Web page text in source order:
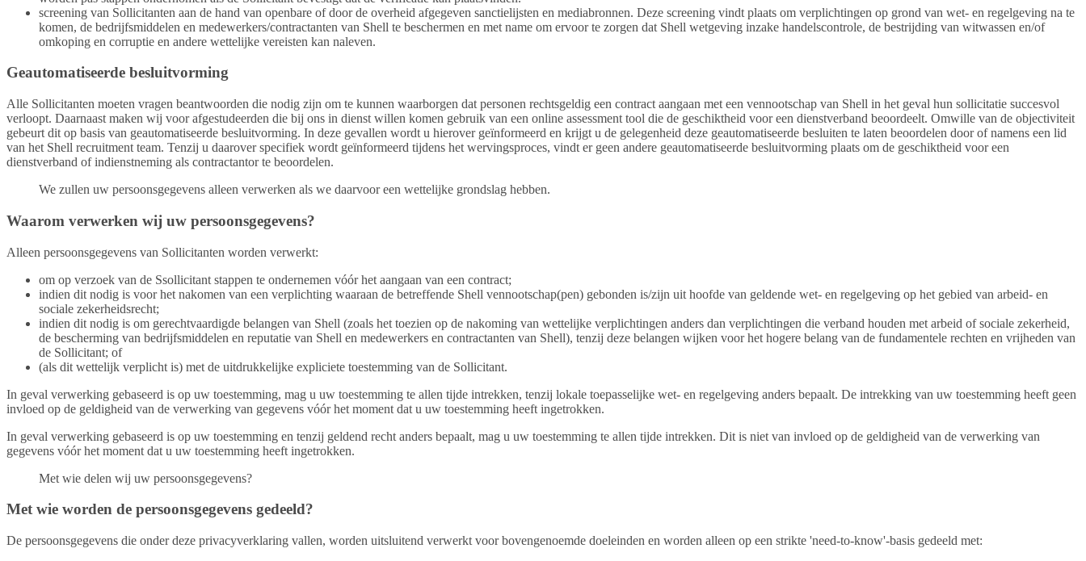
screening van Sollicitanten aan de hand van openbare of door de overheid afgegeven sanctielijsten en mediabronnen. Deze screening vindt plaats om verplichtingen op grond van wet- en regelgeving na te
komen, de bedrijfsmiddelen en medewerkers/contractanten van Shell te beschermen en met name om ervoor te zorgen dat Shell wetgeving inzake handelscontrole, de bestrijding van witwassen en/of
omkoping en corruptie en andere wettelijke vereisten kan naleven.
Geautomatiseerde besluitvorming
Alle Sollicitanten moeten vragen beantwoorden die nodig zijn om te kunnen waarborgen dat personen rechtsgeldig een contract aangaan met een vennootschap van Shell in het geval hun sollicitatie succesvol
verloopt. Daarnaast maken wij voor afgestudeerden die bij ons in dienst willen komen gebruik van een online assessment tool die de geschiktheid voor een dienstverband beoordeelt. Omwille van de objectiviteit
gebeurt dit op basis van geautomatiseerde besluitvorming. In deze gevallen wordt u hierover geïnformeerd en krijgt u de gelegenheid deze geautomatiseerde besluiten te laten beoordelen door of namens een lid
van het Shell recruitment team. Tenzij u daarover specifiek wordt geïnformeerd tijdens het wervingsproces, vindt er geen andere geautomatiseerde besluitvorming plaats om de geschiktheid voor een
dienstverband of indienstneming als contractantor te beoordelen.
We zullen uw persoonsgegevens alleen verwerken als we daarvoor een wettelijke grondslag hebben.
Waarom verwerken wij uw persoonsgegevens?
Alleen persoonsgegevens van Sollicitanten worden verwerkt:
om op verzoek van de Ssollicitant stappen te ondernemen vóór het aangaan van een contract;
indien dit nodig is voor het nakomen van een verplichting waaraan de betreffende Shell vennootschap(pen) gebonden is/zijn uit hoofde van geldende wet- en regelgeving op het gebied van arbeid- en
sociale zekerheidsrecht;
indien dit nodig is om gerechtvaardigde belangen van Shell (zoals het toezien op de nakoming van wettelijke verplichtingen anders dan verplichtingen die verband houden met arbeid of sociale zekerheid,
de bescherming van bedrijfsmiddelen en reputatie van Shell en medewerkers en contractanten van Shell), tenzij deze belangen wijken voor het hogere belang van de fundamentele rechten en vrijheden van
de Sollicitant; of
(als dit wettelijk verplicht is) met de uitdrukkelijke expliciete toestemming van de Sollicitant.
In geval verwerking gebaseerd is op uw toestemming, mag u uw toestemming te allen tijde intrekken, tenzij lokale toepasselijke wet- en regelgeving anders bepaalt. De intrekking van uw toestemming heeft geen
invloed op de geldigheid van de verwerking van gegevens vóór het moment dat u uw toestemming heeft ingetrokken.
In geval verwerking gebaseerd is op uw toestemming en tenzij geldend recht anders bepaalt, mag u uw toestemming te allen tijde intrekken. Dit is niet van invloed op de geldigheid van de verwerking van
gegevens vóór het moment dat u uw toestemming heeft ingetrokken.
Met wie delen wij uw persoonsgegevens?
Met wie worden de persoonsgegevens gedeeld?
De persoonsgegevens die onder deze privacyverklaring vallen, worden uitsluitend verwerkt voor bovengenoemde doeleinden en worden alleen op een strikte 'need-to-know'-basis gedeeld met: